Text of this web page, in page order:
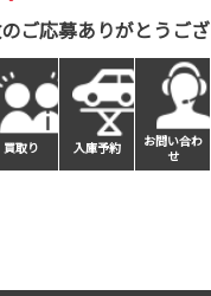
ご応募ありがとうござ
買取り 入庫予約
お問い合わ
せ